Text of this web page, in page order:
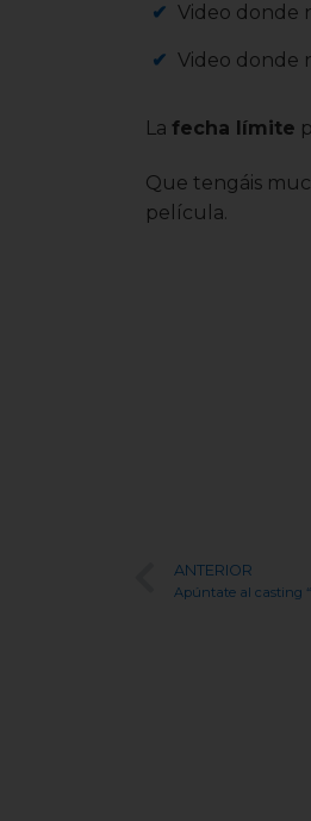
Video donde
Video donde
La fecha límite
Que tengáis
película.
ANTERIOR
Apúntate al casting